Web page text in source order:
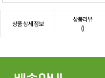
상품 상세 정보
상품리뷰
()